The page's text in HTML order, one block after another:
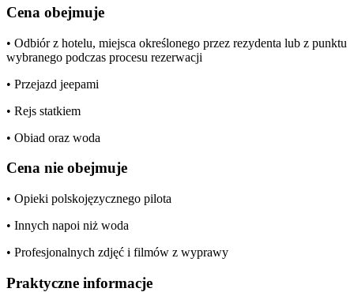
Cena obejmuje
• Odbiór z hotelu, miejsca określonego przez rezydenta lub z punktu
wybranego podczas procesu rezerwacji
• Przejazd jeepami
• Rejs statkiem
• Obiad oraz woda
Cena nie obejmuje
• Opieki polskojęzycznego pilota
• Innych napoi niż woda
• Profesjonalnych zdjęć i filmów z wyprawy
Praktyczne informacje